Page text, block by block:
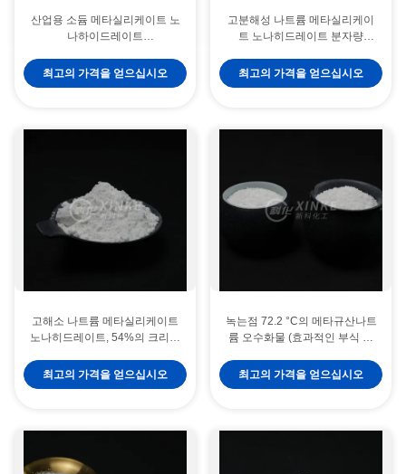
산업용 소듐 메타실리케이트 노
나하이드레이트
g/cm3, pH 12.5(1% 용액), 물에
고용성
최고의 가격을 얻으십시오
고분해성 나트륨 메타실리케이
트 노나히드레이트 분자량
최고의 가격을 얻으십시오
고해소 나트륨 메타실리케이트
노나히드레이트, 54%의 크리스
리를 위한
최고의 가격을 얻으십시오
녹는점 72.2 °C의 메타규산나트
륨 오수화물 (효과적인 부식 억
최고의 가격을 얻으십시오